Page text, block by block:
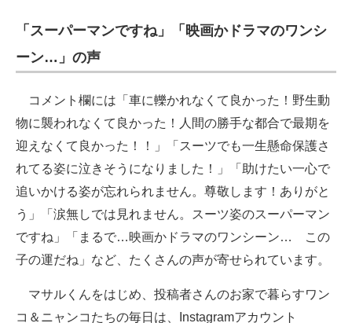
「スーパーマンですね」「映画かドラマのワンシ
ーン…」の声
コメント欄には「車に轢かれなくて良かった！野生動
物に襲われなくて良かった！人間の勝手な都合で最期を
迎えなくて良かった！！」「スーツでも一生懸命保護さ
れてる姿に泣きそうになりました！」「助けたい一心で
追いかける姿が忘れられません。尊敬します！ありがと
う」「涙無しでは見れません。スーツ姿のスーパーマン
ですね」「まるで…映画かドラマのワンシーン… この
子の運だね」など、たくさんの声が寄せられています。
マサルくんをはじめ、投稿者さんのお家で暮らすワン
コ＆ニャンコたちの毎日は、Instagramアカウント